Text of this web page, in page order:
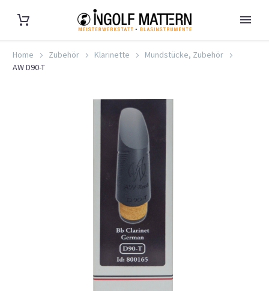
Home Zubehör Klarinette
Mundstücke, Zubehör
AW D90-T